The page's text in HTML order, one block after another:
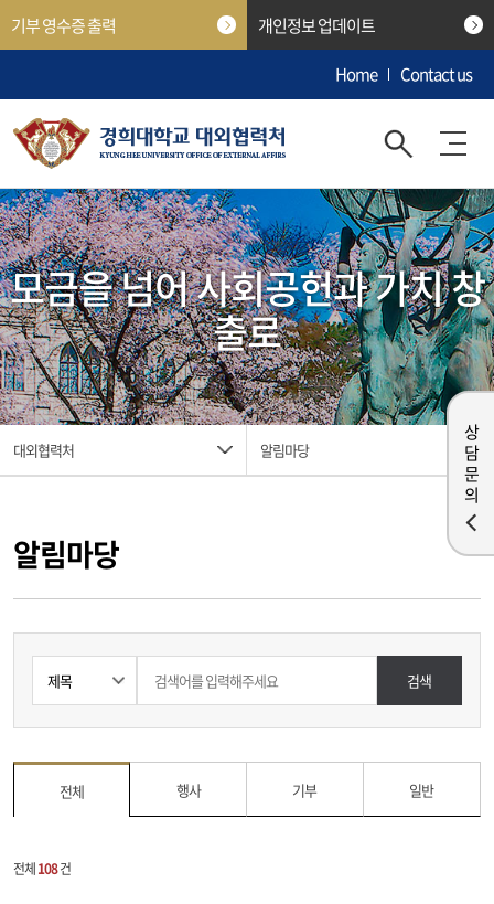
기부 영수증 출력 개인정보 업데이트
Home Contact us
상담 문의
모금을 넘어 사회공헌과 가치 창
출로
대외협력처 알림마당
알림마당
검색
전체 행사 기부 일반
전체108건